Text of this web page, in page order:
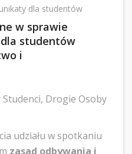
dla studentów
w sprawie
studentów
i
Drogie Osoby
udziału w spotkaniu
zasad odbywania i